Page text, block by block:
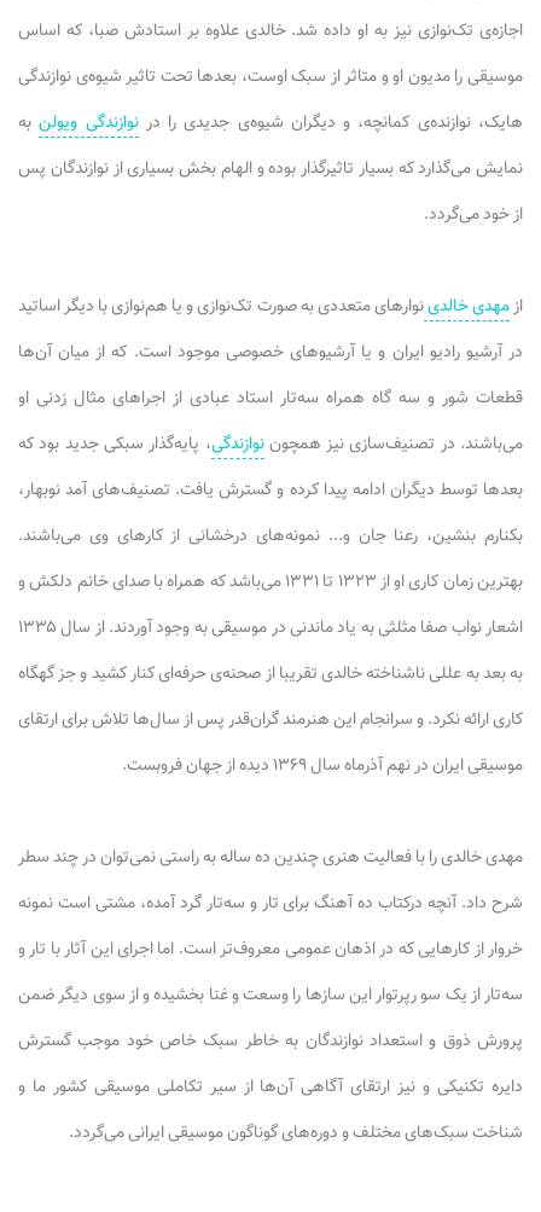
اجازه‌ی تک‌نوازی نیز به او داده شد. خالدی علاوه بر استادش صبا، که اساس
موسیقی را مدیون او و متاثر از سبک اوست، بعدها تحت تاثیر شیوه‌ی نوازندگی
هایک، نوازنده‌ی کمانچه، و دیگران شیوه‌ی جدیدی را درنوازندگی ویولنبه
نمایش می‌گذارد که بسیار تاثیرگذار بوده و الهام بخش بسیاری از نوازندگان پس
از خود می‌گردد.
ازمهدی خالدینوارهای متعددی به صورت تک‌نوازی و یا هم‌نوازی با دیگر اساتید
در آرشیو رادیو ایران و یا آرشیوهای خصوصی موجود است. که از میان آن‌ها
قطعات شور و سه گاه همراه سه‌تار استاد عبادی از اجراهای مثال زدنی او
می‌باشند. در تصنیف‌سازی نیز همچوننوازندگی، پایه‌گذار سبکی جدید بود که
بعدها توسط دیگران ادامه پیدا کرده و گسترش یافت. تصنیف‌های آمد نوبهار،
بکنارم بنشین، رعنا جان و... نمونه‌های درخشانی از کارهای وی می‌باشند.
بهترین زمان کاری او از ۱۳۲۳ تا ۱۳۳۱ می‌باشد که همراه با صدای خانم دلکش و
اشعار نواب صفا مثلثی به یاد ماندنی در موسیقی به وجود آوردند. از سال ۱۳۳۵
به بعد به عللی ناشناخته خالدی تقریبا از صحنه‌ی حرفه‌ای کنار کشید و جز گهگاه
کاری ارائه نکرد. و سرانجام این هنرمند گران‌قدر پس از سال‌ها تلاش برای ارتقای
موسیقی ایران در نهم آذرماه سال ۱۳۶۹ دیده از جهان فروبست.
مهدی خالدی را با فعالیت هنری چندین ده ساله به راستی نمی‌توان در چند سطر
شرح داد. آنچه درکتاب ده آهنگ برای تار و سه‌تار گرد آمده، مشتی است نمونه
خروار از کارهایی که در اذهان عمومی معروف‌تر است. اما اجرای این آثار با تار و
سه‌تار از یک سو رپرتوار این سازها را وسعت و غنا بخشیده و از سوی دیگر ضمن
پرورش ذوق و استعداد نوازندگان به خاطر سبک خاص خود موجب گسترش
دایره تکنیکی و نیز ارتقای آگاهی آن‌ها از سیر تکاملی موسیقی کشور ما و
شناخت سبک‌های مختلف و دوره‌های گوناگون موسیقی ایرانی می‌گردد.